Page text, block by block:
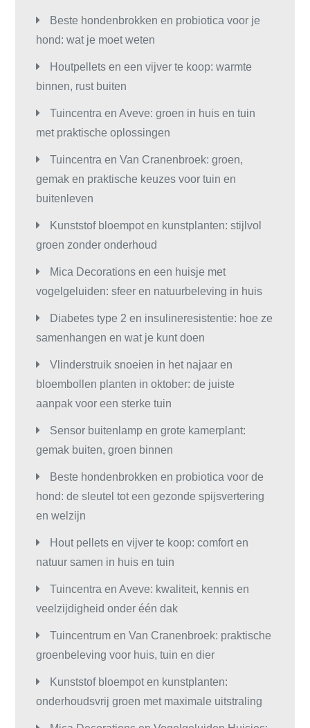
Beste hondenbrokken en probiotica voor je
hond: wat je moet weten
Houtpellets en een vijver te koop: warmte
binnen, rust buiten
Tuincentra en Aveve: groen in huis en tuin
met praktische oplossingen
Tuincentra en Van Cranenbroek: groen,
gemak en praktische keuzes voor tuin en
buitenleven
Kunststof bloempot en kunstplanten: stijlvol
groen zonder onderhoud
Mica Decorations en een huisje met
vogelgeluiden: sfeer en natuurbeleving in huis
Diabetes type 2 en insulineresistentie: hoe ze
samenhangen en wat je kunt doen
Vlinderstruik snoeien in het najaar en
bloembollen planten in oktober: de juiste
aanpak voor een sterke tuin
Sensor buitenlamp en grote kamerplant:
gemak buiten, groen binnen
Beste hondenbrokken en probiotica voor de
hond: de sleutel tot een gezonde spijsvertering
en welzijn
Hout pellets en vijver te koop: comfort en
natuur samen in huis en tuin
Tuincentra en Aveve: kwaliteit, kennis en
veelzijdigheid onder één dak
Tuincentrum en Van Cranenbroek: praktische
groenbeleving voor huis, tuin en dier
Kunststof bloempot en kunstplanten:
onderhoudsvrij groen met maximale uitstraling